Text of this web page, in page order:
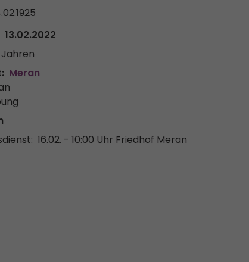
13.02.2022
Meran
16.02. - 10:00 Uhr Friedhof Meran